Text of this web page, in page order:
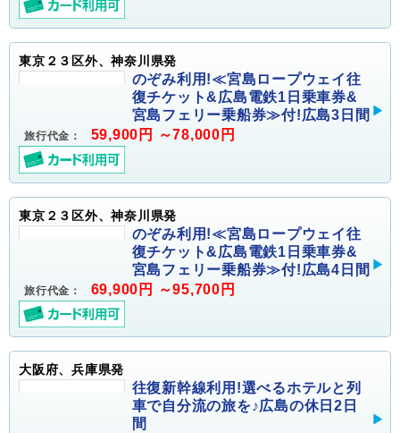
東京２３区外、神奈川県発
のぞみ利用!≪宮島ロープウェイ往
復チケット&広島電鉄1日乗車券&
宮島フェリー乗船券≫付!広島3日間
旅行代金： 59,900円 ～78,000円
東京２３区外、神奈川県発
のぞみ利用!≪宮島ロープウェイ往
復チケット&広島電鉄1日乗車券&
宮島フェリー乗船券≫付!広島4日間
旅行代金： 69,900円 ～95,700円
大阪府、兵庫県発
往復新幹線利用!選べるホテルと列
車で自分流の旅を♪広島の休日2日
間